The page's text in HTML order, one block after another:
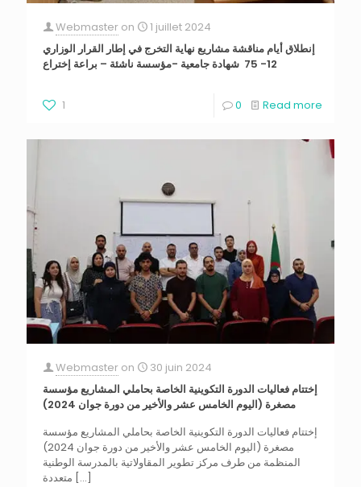
Webmaster on
1 juillet 2024
إنطلاق أيام مناقشة مشاريع نهاية التخرج في إطار القرار الوزاري
12- 75 شهادة جامعية -مؤسسة ناشئة – براعة إختراع
1 0 Read more
Webmaster on
30 juin 2024
إختتام فعاليات الدورة التكوينية الخاصة بحاملي المشاريع مؤسسة
مصغرة (اليوم الخامس عشر والأخير من دورة جوان 2024)
إختتام فعاليات الدورة التكوينية الخاصة بحاملي المشاريع مؤسسة
مصغرة (اليوم الخامس عشر والأخير من دورة جوان 2024)
المنظمة من طرف مركز تطوير المقاولاتية بالمدرسة الوطنية
متعددة […]